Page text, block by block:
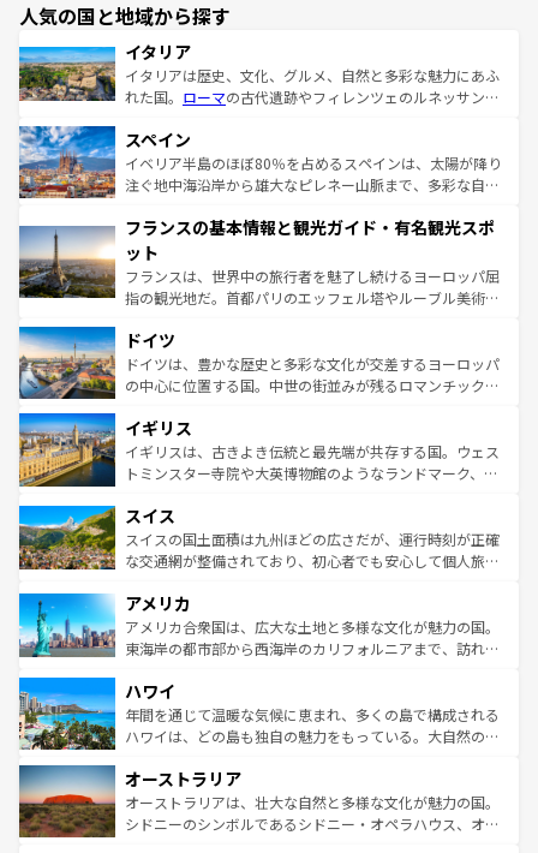
人気の国と地域から探す
イタリア
イタリアは歴史、文化、グルメ、自然と多彩な魅力にあふ
れた国。 ローマの古代遺跡やフィレンツェのルネッサンス
ろん、トスカーナの美しい田園風景やアマルフィ海岸の絶
景など、自然景観も見逃せない。観光の合間には、本場の
ピザやパスタなど、絶品のイタリア料理を堪能することも
ませてくれるイタリアで、忘れられない旅をしてみよう！
なお、新着のイタリア情報は
しい。
スペイン
イベリア半島のほぼ80％を占めるスペインは、太陽が降り
注ぐ地中海沿岸から雄大なピレネー山脈まで、多彩な自然
文化が根付くこの国では、情熱的なフラメンコ、熱気あふ
れる闘牛、そして美味しいタパスが生活の一部となってい
る。首都マドリードの洗練された雰囲気や、バルセロナの
アートに溢れた街角から、地方では古代ローマ遺跡や中世
せる。地方によって風土や気候が異なるスペインはその個
性で訪れる人を魅了する。 なお、新着のスペイン情報は コ
ンテンツ一覧を参照してほしい。
フランスの基本情報と観光ガイド・有名観光スポ
ット
フランスは、世界中の旅行者を魅了し続けるヨーロッパ屈
指の観光地だ。首都パリのエッフェル塔やルーブル美術館
で、幅広い魅力が詰まっている。華麗な宮殿、歴史的な大
聖堂、美しいビーチ、そして豊かな自然が、訪れる者を心
から魅了する。また、フランスは美食の国としても知ら
いる。シャンパンの発祥地であるランス、プロヴァンスの
香り高いラベンダー畑など、多彩な楽しみ方が可能だ。さ
らに、パリ以外の地域にも魅力が溢れており、どの街角に
れる地方に足を運ぶとそれぞれで全く異なる文化を体験で
きるだろう。 なお、新着のフランス情報はコンテンツ一覧
を参照してほしい。
ドイツ
ドイツは、豊かな歴史と多彩な文化が交差するヨーロッパ
の中心に位置する国。中世の街並みが残るロマンチック街
顔を持つこの国は、どこを歩いても飽きることがない。ベ
ルリンの文化的活気、バイエルン州のアルプスの絶景、そ
してライン川沿いのワイン畑といった風景は必見。ビール
は、お酒好きな人にはぜひ体験してほしい。 なお、新着の
ドイツ情報はコンテンツ一覧を参照してほしい。
イギリス
イギリスは、古きよき伝統と最先端が共存する国。ウェス
トミンスター寺院や大英博物館のようなランドマーク、歴
リアごとに異なる魅力がある。また、優雅なアフタヌーン
ティー、ビール好きにはたまらない英国パブ、サッカー観
戦など、本場だからこそできる体験も豊富。イギリスを旅
ンツ一覧を参照してほしい。
スイス
スイスの国土面積は九州ほどの広さだが、運行時刻が正確
な交通網が整備されており、初心者でも安心して個人旅行
の建物がそのまま残る町や、スイスならではのユニークな
博物館もあり、アルプス観光だけでなく町歩きも満喫する
ことができる。国民の所得が高いため物価も高いが、旅行
ば市内交通費無料で観光を楽しむこともできる。 なお、新
着のスイス情報はコンテンツ一覧 を参照してほしい。
アメリカ
アメリカ合衆国は、広大な土地と多様な文化が魅力の国。
東海岸の都市部から西海岸のカリフォルニアまで、訪れる
のような巨大都市は、観光、ショッピング、エンターテイ
ンメントが詰まった刺激的なスポットだ。一方、アメリカ
西部には大自然が広がり、グランドキャニオンやイエロー
部のニューオーリンズでは、音楽と美食が融合した独特の
文化が魅力。旅行者はアメリカの各地域で異なる魅力を楽
しみながら、その多様性と豊かな歴史を感じることができ
ハワイ
年間を通じて温暖な気候に恵まれ、多くの島で構成される
ハワイは、どの島も独自の魅力をもっている。大自然の神
ワイ島は見逃せない。また、定番の観光地といえばオアフ
島だが、静かな自然を求めるならマウイ島やカウアイ島が
おすすめ。エメラルドグリーンに輝く海をはじめ、豊かな
オーストラリア
オーストラリアは、壮大な自然と多様な文化が魅力の国。
シドニーのシンボルであるシドニー・オペラハウス、オー